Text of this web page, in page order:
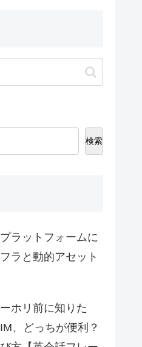
検索
ラットフォームに
ラと動的アセット
ホリ前に知りた
、どっちが便利？